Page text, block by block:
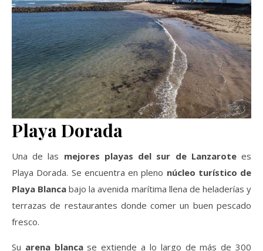
Playa Dorada
Una de las mejores playas del sur de Lanzarotees
Playa Dorada. Se encuentra en pleno núcleo turístico de
Playa Blanca bajo la avenida marítima llena de heladerías y
terrazas de restaurantes donde comer un buen pescado
fresco.
Su arena blancase extiende a lo largo de más de 300